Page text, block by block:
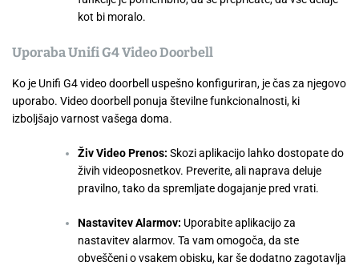
kot bi moralo.
Uporaba Unifi G4 Video Doorbell
Ko je Unifi G4 video doorbell uspešno konfiguriran, je čas za njegovo
uporabo. Video doorbell ponuja številne funkcionalnosti, ki
izboljšajo varnost vašega doma.
Živ Video Prenos: Skozi aplikacijo lahko dostopate do
živih videoposnetkov. Preverite, ali naprava deluje
pravilno, tako da spremljate dogajanje pred vrati.
Nastavitev Alarmov: Uporabite aplikacijo za
nastavitev alarmov. Ta vam omogoča, da ste
obveščeni o vsakem obisku, kar še dodatno zagotavlja